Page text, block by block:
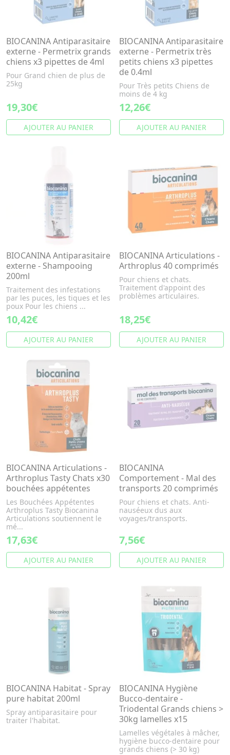
BIOCANINA Antiparasitaire
externe - Permetrix grands
chiens x3 pipettes de 4ml
Pour Grand chien de plus de
25kg
19,30€
AJOUTER AU PANIER
BIOCANINA Antiparasitaire
externe - Permetrix très
petits chiens x3 pipettes
de 0.4ml
Pour Très petits Chiens de
moins de 4 kg
12,26€
AJOUTER AU PANIER
BIOCANINA Antiparasitaire
externe - Shampooing
200ml
Traitement des infestations
par les puces, les tiques et les
poux Pour les chiens ...
10,42€
AJOUTER AU PANIER
BIOCANINA Articulations -
Arthroplus 40 comprimés
Pour chiens et chats.
Traitement d'appoint des
problèmes articulaires.
18,25€
AJOUTER AU PANIER
BIOCANINA Articulations -
Arthroplus Tasty Chats x30
bouchées appétentes
Les Bouchées Appétentes
Arthroplus Tasty Biocanina
Articulations soutiennent le
mé...
17,63€
AJOUTER AU PANIER
BIOCANINA
Comportement - Mal des
transports 20 comprimés
Pour chiens et chats. Anti-
nauséeux dus aux
voyages/transports.
7,56€
AJOUTER AU PANIER
BIOCANINA Habitat - Spray
pure habitat 200ml
Spray antiparasitaire pour
traiter l'habitat.
BIOCANINA Hygiène
Bucco-dentaire -
Triodental Grands chiens >
30kg lamelles x15
Lamelles végétales à mâcher,
hygiène bucco-dentaire pour
grands chiens (> 30 kg)